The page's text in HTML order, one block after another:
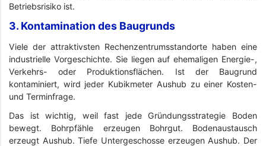
Betriebsrisiko ist.
3. Kontamination des Baugrunds
Viele der attraktivsten Rechenzentrumsstandorte haben eine
industrielle Vorgeschichte. Sie liegen auf ehemaligen Energie-,
Verkehrs- oder Produktionsflächen. Ist der Baugrund
kontaminiert, wird jeder Kubikmeter Aushub zu einer Kosten-
und Terminfrage.
Das ist wichtig, weil fast jede Gründungsstrategie Boden
bewegt. Bohrpfähle erzeugen Bohrgut. Bodenaustausch
erzeugt Aushub. Tiefe Untergeschosse erzeugen Aushub. Der